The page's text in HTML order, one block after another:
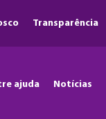
Transparência
ajuda Notícias